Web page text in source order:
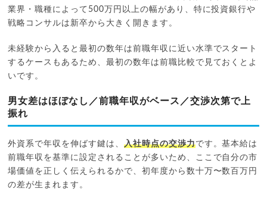
業界・職種によって500万円以上の幅があり、特に投資銀行や
戦略コンサルは新卒から大きく開きます。
未経験から入ると最初の数年は前職年収に近い水準でスタート
するケースもあるため、最初の数年は前職比較で見ておくとよ
いです。
男女差はほぼなし／前職年収がベース／交渉次第で上
振れ
外資系で年収を伸ばす鍵は、 入社時点の交渉力です。基本給は
前職年収を基準に設定されることが多いため、ここで自分の市
場価値を正しく伝えられるかで、初年度から数十万〜数百万円
の差が生まれます。